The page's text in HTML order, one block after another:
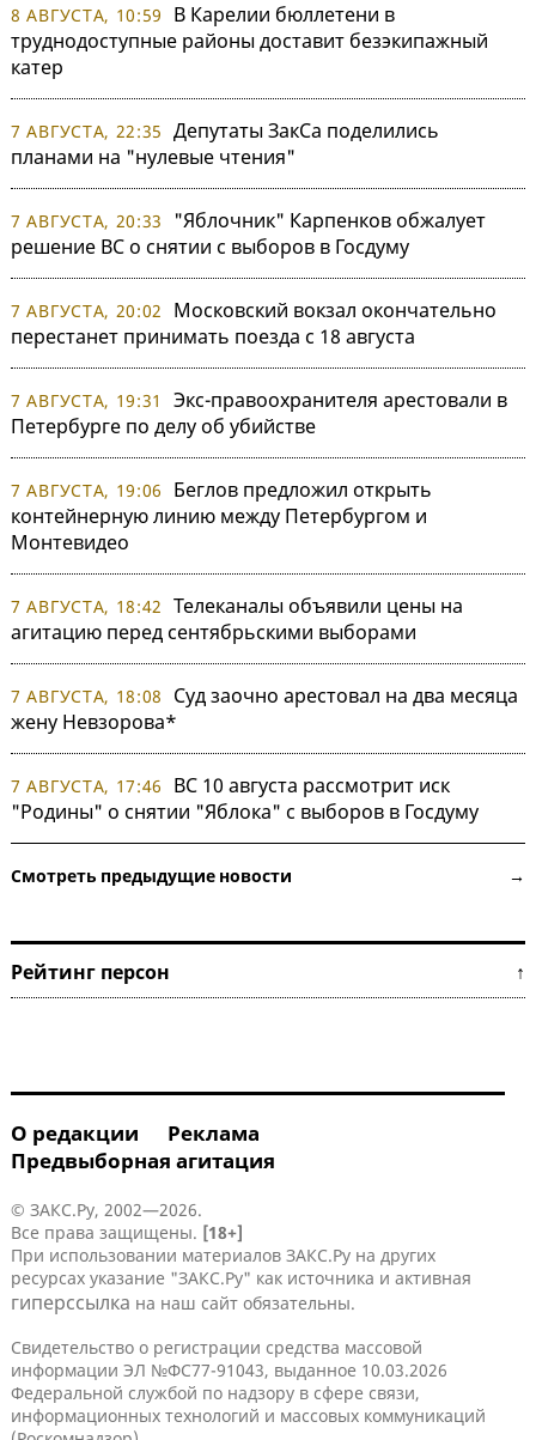
8 АВГУСТА, 10:59
В Карелии бюллетени в
труднодоступные районы доставит безэкипажный
катер
7 АВГУСТА, 22:35 Депутаты ЗакСа поделились
планами на "нулевые чтения"
7 АВГУСТА, 20:33
"Яблочник" Карпенков обжалует
решение ВС о снятии с выборов в Госдуму
7 АВГУСТА, 20:02
Московский вокзал окончательно
перестанет принимать поезда с 18 августа
7 АВГУСТА, 19:31
Экс-правоохранителя арестовали в
Петербурге по делу об убийстве
7 АВГУСТА, 19:06
Беглов предложил открыть
контейнерную линию между Петербургом и
Монтевидео
7 АВГУСТА, 18:42 Телеканалы объявили цены на
агитацию перед сентябрьскими выборами
7 АВГУСТА, 18:08
Суд заочно арестовал на два месяца
жену Невзорова*
7 АВГУСТА, 17:46
ВС 10 августа рассмотрит иск
"Родины" о снятии "Яблока" с выборов в Госдуму
Смотреть предыдущие новости →
Рейтинг персон ↑
О редакции
Реклама
Предвыборная агитация
© ЗАКС.Ру, 2002—2026.
Все права защищены. [18+]
При использовании материалов ЗАКС.Ру на других
ресурсах указание "ЗАКС.Ру" как источника и активная
гиперссылка на наш сайт обязательны.
Свидетельство о регистрации средства массовой
информации ЭЛ №ФС77-91043, выданное 10.03.2026
Федеральной службой по надзору в сфере связи,
информационных технологий и массовых коммуникаций